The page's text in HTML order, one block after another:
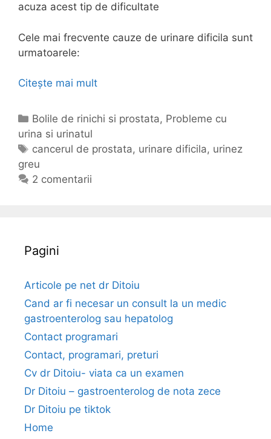
acuza acest tip de dificultate
Cele mai frecvente cauze de urinare dificila sunt
urmatoarele:
Citește mai mult
i
a
u
l
t
a
t
e
C
a
t
e
g
Bolile de rinichi si prostata, Probleme cu
urina si urinatul
E
t
i
e
cancerul de prostata, urinare dificila, urinez
greu
2 comentarii
Pagini
Articole pe net dr Ditoiu
Cand ar fi necesar un consult la un medic
gastroenterolog sau hepatolog
Contact programari
Contact, programari, preturi
Cv dr Ditoiu- viata ca un examen
Dr Ditoiu – gastroenterolog de nota zece
Dr Ditoiu pe tiktok
Home